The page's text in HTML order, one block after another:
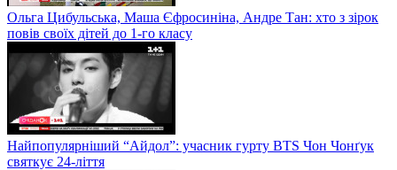
Ольга Цибульська, Маша Єфросиніна, Андре Тан: хто з зірок
повів своїх дітей до 1-го класу
Найпопулярніший “Айдол”: учасник гурту BTS Чон Чонґук
святкує 24-ліття